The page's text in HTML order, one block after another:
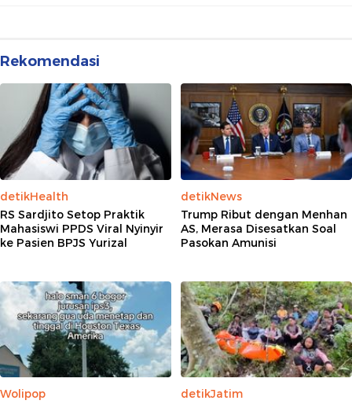
Rekomendasi
detikHealth
RS Sardjito Setop Praktik
Mahasiswi PPDS Viral Nyinyir
ke Pasien BPJS Yurizal
detikNews
Trump Ribut dengan Menhan
AS, Merasa Disesatkan Soal
Pasokan Amunisi
Wolipop
detikJatim